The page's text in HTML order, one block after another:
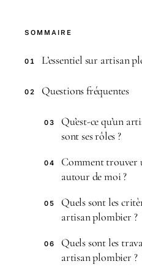
SOMMAIRE
01 L’essentiel sur artisan
02 Questions fréquentes
03
Qu’est-ce qu’un
sont ses rôles ?
04
Comment trouver
autour de moi ?
05
Quels sont les
artisan plombier ?
06
Quels sont les
artisan plombier ?